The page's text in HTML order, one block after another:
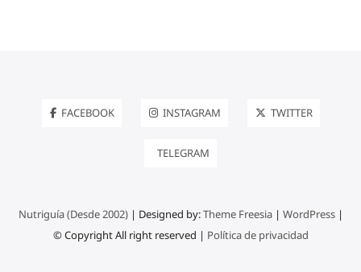
FACEBOOK INSTAGRAM TWITTER
TELEGRAM
Nutriguía (Desde 2002)| Designed by:Theme Freesia| WordPress|
© Copyright All right reserved | Política de privacidad